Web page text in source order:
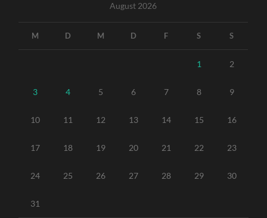
August 2026
M D M D F S S
1 2
3 4 5 6 7 8 9
10 11 12 13 14 15 16
17 18 19 20 21 22 23
24 25 26 27 28 29 30
31